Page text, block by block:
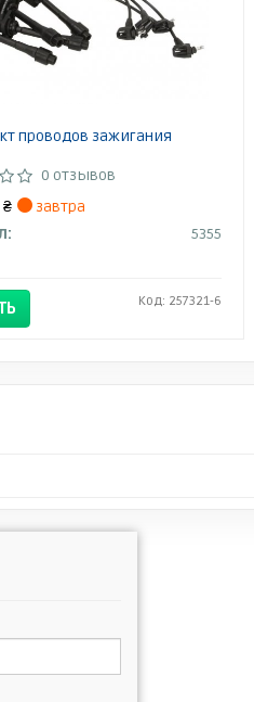
проводов зажигания
0 отзывов
₴
завтра
5355
Код: 257321-6